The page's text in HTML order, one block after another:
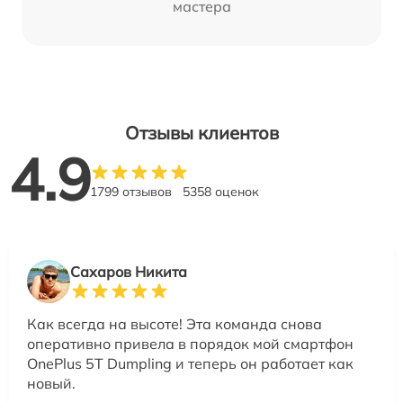
мастера
Отзывы клиентов
4.91799 отзывов 5358 оценок
Сахаров Никита
Как всегда на высоте! Эта команда снова
оперативно привела в порядок мой смартфон
OnePlus 5T Dumpling и теперь он работает как
новый.